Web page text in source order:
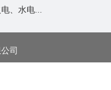
、水电...
司